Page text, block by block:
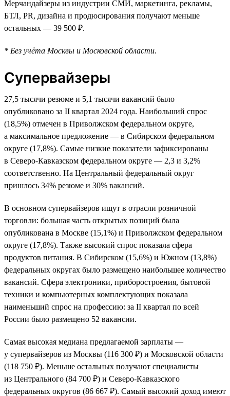
Мерчандайзеры из индустрии СМИ, маркетинга, рекламы,
БТЛ, PR, дизайна и продюсирования получают меньше
остальных — 39 500 ₽.
* Без учёта Москвы и Московской области.
Супервайзеры
27,5 тысячи резюме и 5,1 тысячи вакансий было
опубликовано за II квартал 2024 года. Наибольший спрос
(18,5%) отмечен в Приволжском федеральном округе,
а максимальное предложение — в Сибирском федеральном
округе (17,8%). Самые низкие показатели зафиксированы
в Северо-Кавказском федеральном округе — 2,3 и 3,2%
соответственно. На Центральный федеральный округ
пришлось 34% резюме и 30% вакансий.
В основном супервайзеров ищут в отрасли розничной
торговли: большая часть открытых позиций была
опубликована в Москве (15,1%) и Приволжском федеральном
округе (17,8%). Также высокий спрос показала сфера
продуктов питания. В Сибирском (15,6%) и Южном (13,8%)
федеральных округах было размещено наибольшее количество
вакансий. Сфера электроники, приборостроения, бытовой
техники и компьютерных комплектующих показала
наименьший спрос на профессию: за II квартал по всей
России было размещено 52 вакансии.
Самая высокая медиана предлагаемой зарплаты —
у супервайзеров из Москвы (116 300 ₽) и Московской области
(118 750 ₽). Меньше остальных получают специалисты
из Центрального (84 700 ₽) и Северо-Кавказского
федеральных округов (86 667 ₽). Самый высокий доход имеют